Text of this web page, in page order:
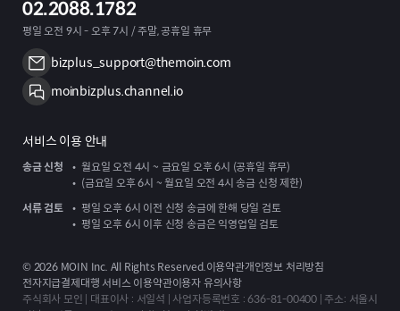
02.2088.1782
평일 오전 9시 - 오후 7시 / 주말, 공휴일 휴무
bizplus_support@themoin.com
moinbizplus.channel.io
서비스 이용 안내
송금 신청
월요일 오전 4시 ~ 금요일 오후 6시 (공휴일 휴무)
(금요일 오후 6시 ~ 월요일 오전 4시 송금 신청 제한)
서류 검토
평일 오후 6시 이전 신청 송금에 한해 당일 검토
평일 오후 6시 이후 신청 송금은 익영업일 검토
© 2026MOIN Inc. All Rights Reserved.이용약관개인정보 처리방침
전자지급결제대행 서비스 이용약관이용자 유의사항
주식회사 모인 | 대표이사 : 서일석 | 사업자등록번호 : 636-81-00400 | 주소: 서울시